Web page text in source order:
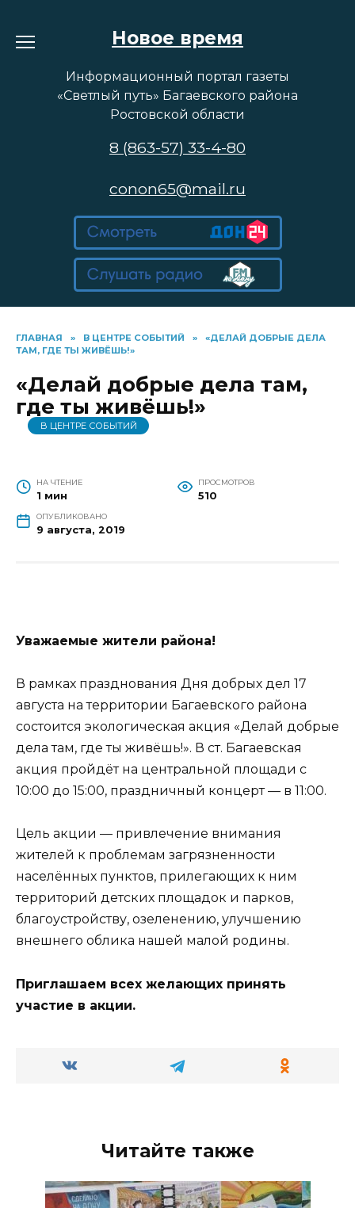
содержанию
Новое время
Информационный портал газеты
«Светлый путь» Багаевского района
Ростовской области
8 (863-57) 33-4-80
conon65@mail.ru
ГЛАВНАЯ » В ЦЕНТРЕ СОБЫТИЙ »
«ДЕЛАЙ ДОБРЫЕ ДЕЛА
ТАМ, ГДЕ ТЫ ЖИВЁШЬ!»
«Делай добрые дела там,
где ты живёшь!»
В ЦЕНТРЕ СОБЫТИЙ
НА ЧТЕНИЕ
1 мин
ПРОСМОТРОВ
510
ОПУБЛИКОВАНО
9 августа, 2019
Уважаемые жители района!
В рамках празднования Дня добрых дел 17
августа на территории Багаевского района
состоится экологическая акция «Делай добрые
дела там, где ты живёшь!». В ст. Багаевская
акция пройдёт на центральной площади с
10:00 до 15:00, праздничный концерт — в 11:00.
Цель акции — привлечение внимания
жителей к проблемам загрязненности
населённых пунктов, прилегающих к ним
территорий детских площадок и парков,
благоустройству, озеленению, улучшению
внешнего облика нашей малой родины.
Приглашаем всех желающих принять
участие в акции.
Читайте также